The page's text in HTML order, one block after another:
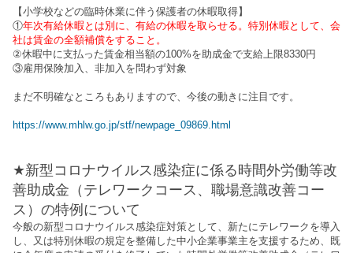
【小学校などの臨時休業に伴う保護者の休暇取得】
①年次有給休暇とは別に、有給の休暇を取らせる。特別休暇として、会
社は賃金の全額補償をすること。
②休暇中に支払った賃金相当額の100%を助成金で支給上限8330円
③雇用保険加入、非加入を問わず対象
まだ不明確なところもありますので、今後の動きに注目です。
https://www.mhlw.go.jp/stf/newpage_09869.html
★新型コロナウイルス感染症に係る時間外労働等改
善助成金（テレワークコース、職場意識改善コー
ス）の特例について
今般の新型コロナウイルス感染症対策として、新たにテレワークを導入
し、又は特別休暇の規定を整備した中小企業事業主を支援するため、既